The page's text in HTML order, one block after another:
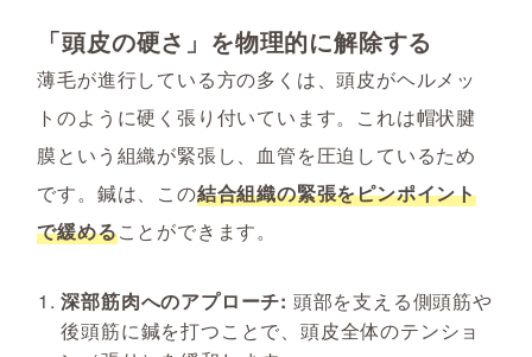
「頭皮の硬さ」を物理的に解除する
薄毛が進行している方の多くは、頭皮がヘルメッ
トのように硬く張り付いています。これは帽状腱
膜という組織が緊張し、血管を圧迫しているため
です。鍼は、この結合組織の緊張をピンポイント
で緩めることができます。
深部筋肉へのアプローチ: 頭部を支える側頭筋や
後頭筋に鍼を打つことで、頭皮全体のテンショ